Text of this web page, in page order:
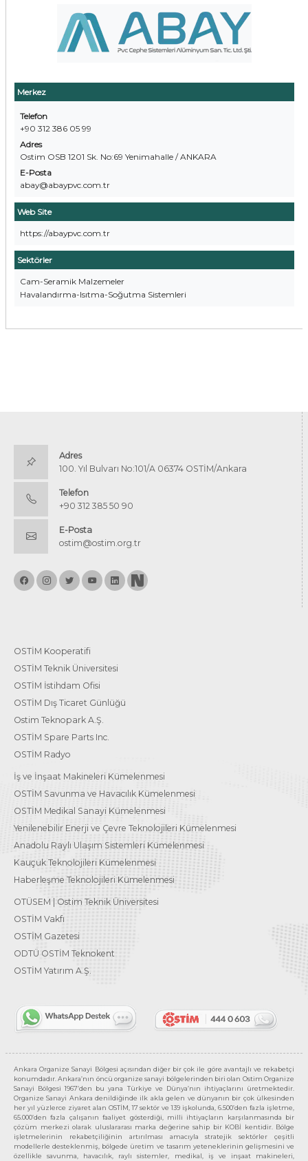
Merkez
Telefon
+90 312 386 05 99
Adres
Ostim OSB 1201 Sk. No:69 Yenimahalle / ANKARA
E-Posta
abay@abaypvc.com.tr
Web Site
https://abaypvc.com.tr
Sektörler
Cam-Seramik Malzemeler
Havalandırma-Isıtma-Soğutma Sistemleri
Adres
100. Yıl Bulvarı No:101/A 06374 OSTİM/Ankara
Telefon
+90 312 385 50 90
E-Posta
ostim@ostim.org.tr
OSTİM Kooperatifi
OSTİM Teknik Üniversitesi
OSTİM İstihdam Ofisi
OSTİM Dış Ticaret Günlüğü
Ostim Teknopark A.Ş.
OSTİM Spare Parts Inc.
OSTİM Radyo
İş ve İnşaat Makineleri Kümelenmesi
OSTİM Savunma ve Havacılık Kümelenmesi
OSTİM Medikal Sanayi Kümelenmesi
Yenilenebilir Enerji ve Çevre Teknolojileri Kümelenmesi
Anadolu Raylı Ulaşım Sistemleri Kümelenmesi
Kauçuk Teknolojileri Kümelenmesi
Haberleşme Teknolojileri Kümelenmesi
OTÜSEM | Ostim Teknik Üniversitesi
OSTİM Vakfı
OSTİM Gazetesi
ODTÜ OSTİM Teknokent
OSTİM Yatırım A.Ş.
Ankara Organize Sanayi Bölgesi açısından diğer bir çok ile göre avantajlı ve rekabetçi
konumdadır. Ankara’nın öncü organize sanayi bölgelerinden biri olan Ostim Organize
Sanayi Bölgesi 1967’den bu yana Türkiye ve Dünya’nın ihtiyaçlarını üretmektedir.
Organize Sanayi Ankara denildiğinde ilk akla gelen ve dünyanın bir çok ülkesinden
her yıl yüzlerce ziyaret alan OSTİM, 17 sektör ve 139 işkolunda, 6.500’den fazla işletme,
65.000’den fazla çalışanın faaliyet gösterdiği, milli ihtiyaçların karşılanmasında bir
çözüm merkezi olarak uluslararası marka değerine sahip bir KOBİ kentidir. Bölge
işletmelerinin rekabetçiliğinin artırılması amacıyla stratejik sektörler çeşitli
modellerle desteklenmiş, bölgede üretim ve tasarım yeteneklerinin gelişmesini ve
özellikle savunma, havacılık, raylı sistemler, medikal, iş ve inşaat makineleri,